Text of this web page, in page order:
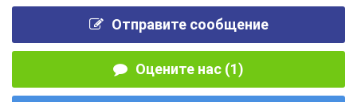
Отправите сообщение
Оцените нас (1)